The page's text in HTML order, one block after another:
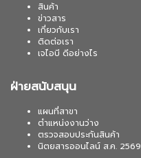
สินค้า
ข่าวสาร
เกี่ยวกับเรา
ติดต่อเรา
เจไอบี ดีอย่างไร
ฝ่ายสนับสนุน
แผนที่สาขา
ตำแหน่งงานว่าง
ตรวจสอบประกันสินค้า
นิตยสารออนไลน์ ส.ค. 2569